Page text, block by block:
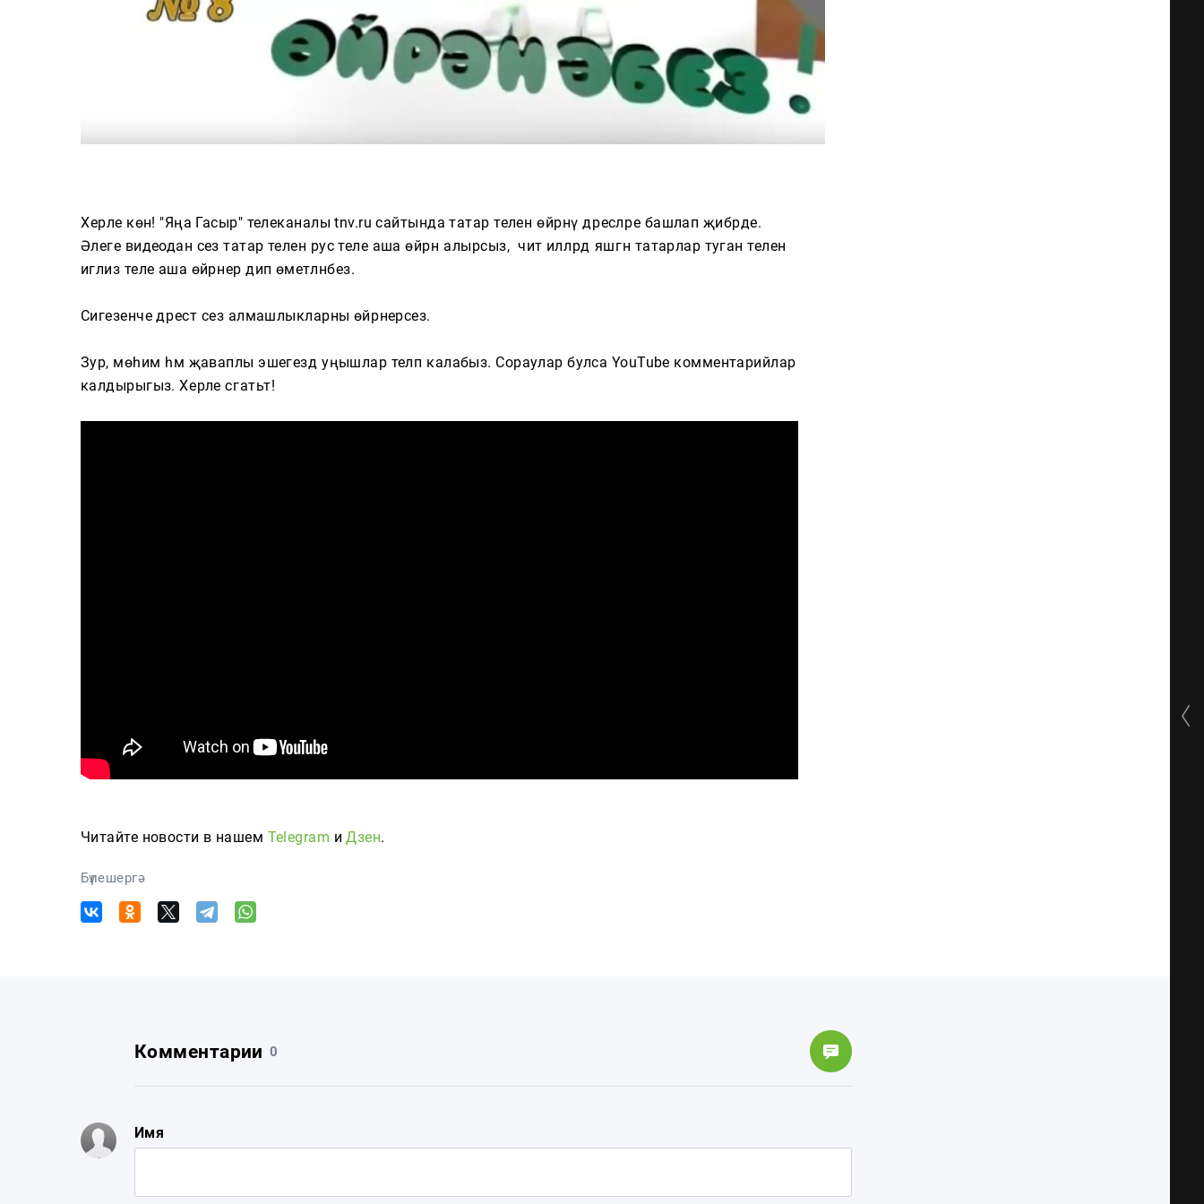
Хәерле көн! "Яңа Гасыр" телеканалы tnv.ru сайтында татар теленә өйрәнү дәресләре башлап җибәрде.
Әлеге видеодан сез татар телен рус теле аша өйрәнә алырсыз, ә чит илләрдә яшәгән татарлар туган телен
иглиз теле аша өйрәнер дип өметләнәбез.
Сигезенче дәрестә сез алмашлыкларны өйрәнерсез.
Зур, мөһим һәм җаваплы эшегездә уңышлар теләп калабыз. Сораулар булса YouTube комментарийлар
калдырыгыз. Хәерле сәгатьтә!
Читайте новости в нашем Telegram иДзен.
Бүлешергә
Комментарии 0
Имя